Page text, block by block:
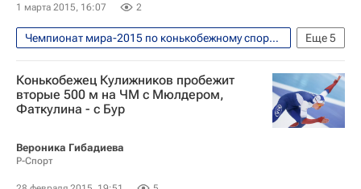
1 марта 2015, 16:07 2
Еще5
Чемпионат мира-2015 по конькобежному спорту в спринтерском многоборье. Астана, 28 февраля - 1 марта
Конькобежный спорт
Бриттани Боу
Конькобежец Кулижников пробежит
вторые 500 м на ЧМ с Мюлдером,
Фаткулина - с Бур
Вероника Гибадиева
Р-Спорт